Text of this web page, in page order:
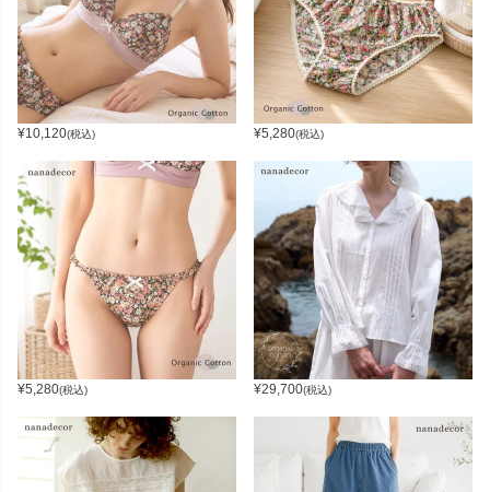
¥10,120(税込) ¥5,280(税込)
¥5,280(税込) ¥29,700(税込)